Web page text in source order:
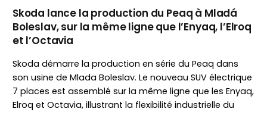
Skoda lance la production du Peaq à Mladá
Boleslav, sur la même ligne que l’Enyaq, l’Elroq
et l’Octavia
Skoda démarre la production en série du Peaq dans
son usine de Mlada Boleslav. Le nouveau SUV électrique
7 places est assemblé sur la même ligne que les Enyaq,
Elroq et Octavia, illustrant la flexibilité industrielle du